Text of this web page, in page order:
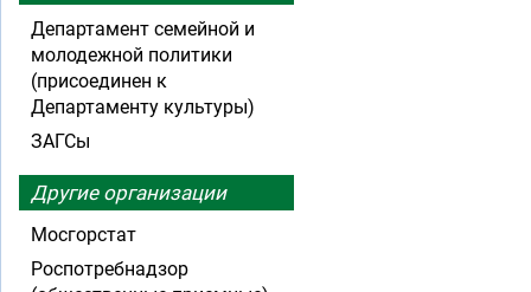
Департамент семейной и
молодежной политики
(присоединен к
Департаменту культуры)
ЗАГСы
Другие организации
Мосгорстат
Роспотребнадзор